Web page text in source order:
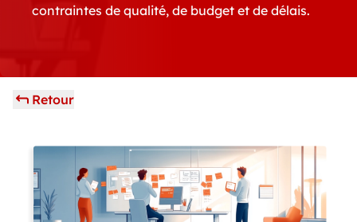
contraintes de qualité, de budget et de délais.
Retour